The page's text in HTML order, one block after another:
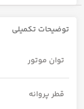
توضیحات تکمیلی
توان موتور
قطر پروانه